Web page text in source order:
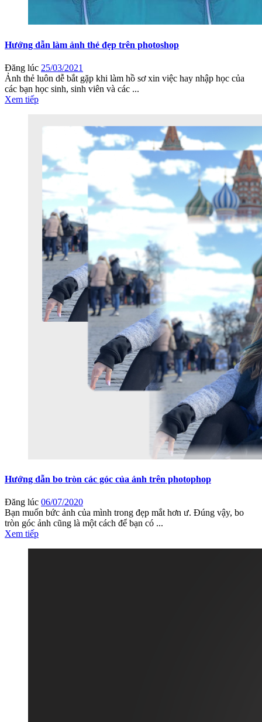
Hướng dẫn làm ảnh thẻ đẹp trên photoshop
Đăng lúc 25/03/2021
Ảnh thẻ luôn dễ bắt gặp khi làm hồ sơ xin việc hay nhập học của
các bạn học sinh, sinh viên và các ...
Xem tiếp
Hướng dẫn bo tròn các góc của ảnh trên photophop
Đăng lúc 06/07/2020
Bạn muốn bức ảnh của mình trong đẹp mắt hơn ư. Đúng vậy, bo
tròn góc ảnh cũng là một cách để bạn có ...
Xem tiếp